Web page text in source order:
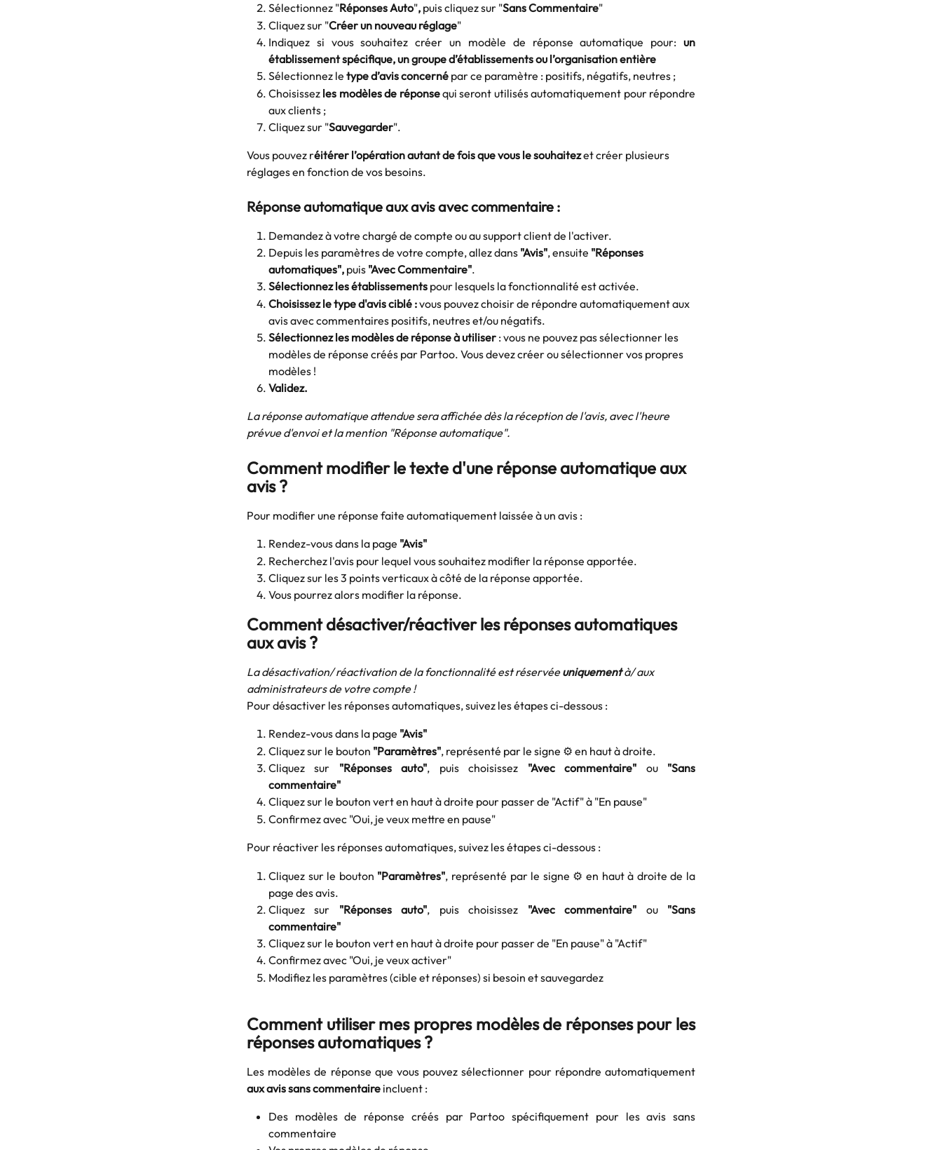
Sélectionnez "Réponses Auto", puis cliquez sur "Sans Commentaire"
Cliquez sur "Créer un nouveau réglage"
Indiquez si vous souhaitez créer un modèle de réponse automatique pour: un
établissement spécifique, un groupe d’établissements ou l’organisation entière
Sélectionnez le type d’avis concerné par ce paramètre : positifs, négatifs, neutres ;
Choisissez les modèles de réponsequi seront utilisés automatiquement pour répondre
aux clients ;
Cliquez sur "Sauvegarder".
Vous pouvez réitérer l’opération autant de fois que vous le souhaitez et créer plusieurs
réglages en fonction de vos besoins.
Réponse automatique aux avis avec commentaire :
Demandez à votre chargé de compte ou au support client de l'activer.
Depuis les paramètres de votre compte, allez dans "Avis", ensuite "Réponses
automatiques", puis "Avec Commentaire".
Sélectionnez les établissements pour lesquels la fonctionnalité est activée.
Choisissez le type d'avis ciblé : vous pouvez choisir de répondre automatiquement aux
avis avec commentaires positifs, neutres et/ou négatifs.
Sélectionnez les modèles de réponse à utiliser : vous ne pouvez pas sélectionner les
modèles de réponse créés par Partoo. Vous devez créer ou sélectionner vos propres
modèles !
Validez.
La réponse automatique attendue sera affichée dès la réception de l'avis, avec l'heure
prévue d'envoi et la mention "Réponse automatique".
Comment modifier le texte d'une réponse automatique aux
avis ?
Pour modifier une réponse faite automatiquement laissée à un avis :
Rendez-vous dans la page "Avis"
Recherchez l'avis pour lequel vous souhaitez modifier la réponse apportée.
Cliquez sur les 3 points verticaux à côté de la réponse apportée.
Vous pourrez alors modifier la réponse.
Comment désactiver/réactiver les réponses automatiques
aux avis ?
La désactivation/ réactivation de la fonctionnalité est réservée uniquement à/ aux
administrateurs de votre compte !
Pour désactiver les réponses automatiques, suivez les étapes ci-dessous :
Rendez-vous dans la page "Avis"
Cliquez sur le bouton "Paramètres", représenté par le signe ⚙️ en haut à droite.
Cliquez sur "Réponses auto", puis choisissez "Avec commentaire" ou "Sans
commentaire"
Cliquez sur le bouton vert en haut à droite pour passer de "Actif" à "En pause"
Confirmez avec "Oui, je veux mettre en pause"
Pour réactiver les réponses automatiques, suivez les étapes ci-dessous :
Cliquez sur le bouton "Paramètres", représenté par le signe ⚙️ en haut à droite de la
page des avis.
Cliquez sur "Réponses auto", puis choisissez "Avec commentaire" ou "Sans
commentaire"
Cliquez sur le bouton vert en haut à droite pour passer de "En pause" à "Actif"
Confirmez avec "Oui, je veux activer"
Modifiez les paramètres (cible et réponses) si besoin et sauvegardez
Comment utiliser mes propres modèles de réponses pour les
réponses automatiques ?
Les modèles de réponse que vous pouvez sélectionner pour répondre automatiquement
aux avis sans commentaire incluent :
Des modèles de réponse créés par Partoo spécifiquement pour les avis sans
commentaire